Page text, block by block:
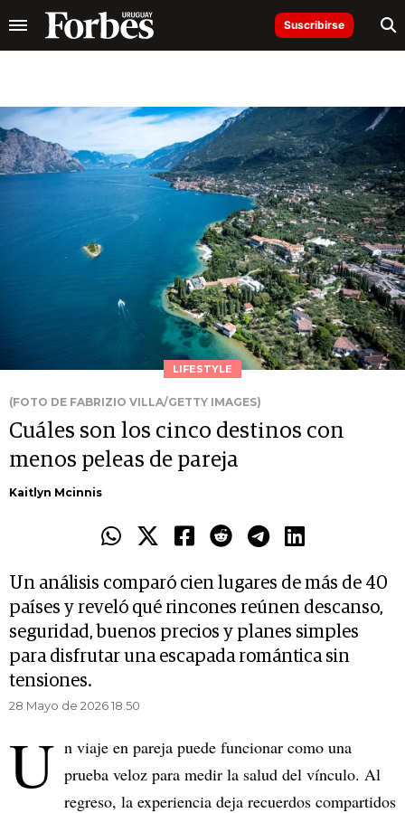
Suscribirse
LIFESTYLE
(FOTO DE FABRIZIO VILLA/GETTY IMAGES)
Cuáles son los cinco destinos con
menos peleas de pareja
Kaitlyn Mcinnis
Un análisis comparó cien lugares de más de 40
países y reveló qué rincones reúnen descanso,
seguridad, buenos precios y planes simples
para disfrutar una escapada romántica sin
tensiones.
28 Mayo de 2026 18.50
U n viaje en pareja puede funcionar como una
prueba veloz para medir la salud del vínculo. Al
regreso, la experiencia deja recuerdos compartidos